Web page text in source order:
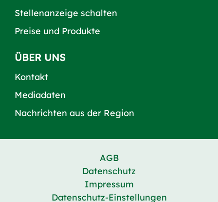
Stellenanzeige schalten
Preise und Produkte
ÜBER UNS
Kontakt
Mediadaten
Nachrichten aus der Region
AGB
Datenschutz
Impressum
Datenschutz-Einstellungen